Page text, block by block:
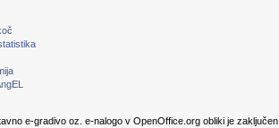
e-gradivo oz. e-nalogo v OpenOffice.org obliki je zaključen.